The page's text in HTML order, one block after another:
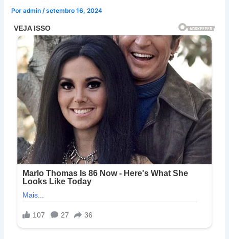
Poradmin/setembro 16, 2024